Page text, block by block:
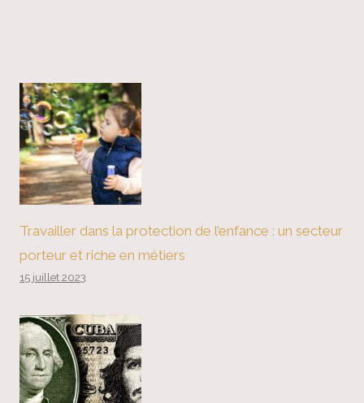
Travailler dans la protection de l’enfance : un secteur
porteur et riche en métiers
15 juillet 2023